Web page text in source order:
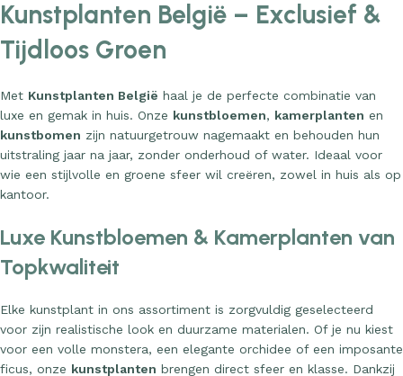
Kunstplanten België – Exclusief &
Tijdloos Groen
Met Kunstplanten Belgiëhaal je de perfecte combinatie van
luxe en gemak in huis. Onzekunstbloemen, kamerplantenen
kunstbomenzijn natuurgetrouw nagemaakt en behouden hun
uitstraling jaar na jaar, zonder onderhoud of water. Ideaal voor
wie een stijlvolle en groene sfeer wil creëren, zowel in huis als op
Luxe Kunstbloemen & Kamerplanten van
Topkwaliteit
Elke kunstplant in ons assortiment is zorgvuldig geselecteerd
voor zijn realistische look en duurzame materialen. Of je nu kiest
voor een volle monstera, een elegante orchidee of een imposante